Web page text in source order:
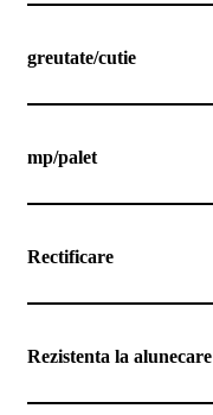
greutate/cutie
mp/palet
Rectificare
Rezistenta la alunecare